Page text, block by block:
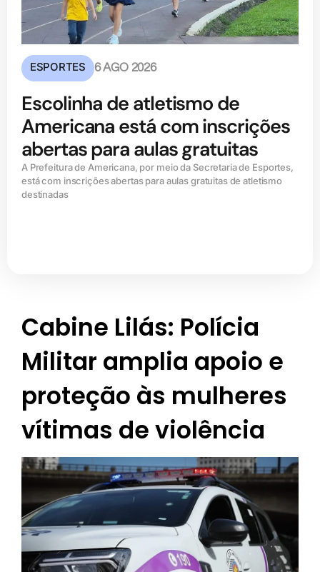
ESPORTES 6 AGO 2026
Escolinha de atletismo de
Americana está com inscrições
abertas para aulas gratuitas
A Prefeitura de Americana, por meio da Secretaria de Esportes,
está com inscrições abertas para aulas gratuitas de atletismo
destinadas
Cabine Lilás: Polícia
Militar amplia apoio e
proteção às mulheres
vítimas de violência